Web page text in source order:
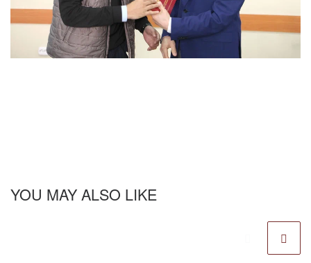
YOU MAY ALSO LIKE